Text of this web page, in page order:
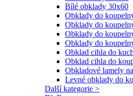
Bílé obklady 30x60
Obklady do
Obklady do
Obklady do
Obklady do
Obklad cihla do
Obklad cihla do
Obkladové lamely
Levné obklady do
Další kategorie >